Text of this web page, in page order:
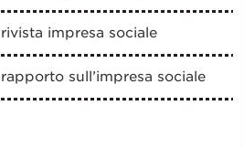
rivista impresa sociale
rapporto sull’impresa sociale